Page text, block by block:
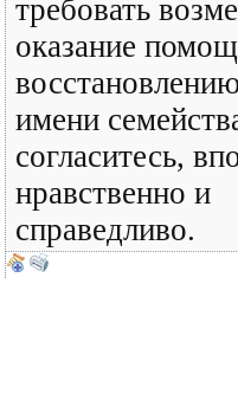
требовать
оказание
имени
согласитесь,
нравственно и
справедливо.